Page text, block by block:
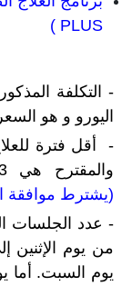
PLUS )
- التكلفة
اليورو و هو
والمقترح هي 3 أشهر للحصول على نتائج أفضل.
(يشترط موافقة
يوم السبت. أما